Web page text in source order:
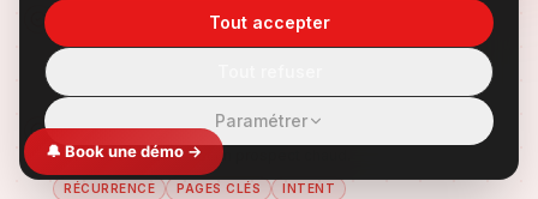
Pages stratégiques visitées
Tarifs, démo, cas clients : chaque visite qualifiée.
Retours & sessions répétées
3 visites en 48h : c'est un prospect chaud.
RÉCURRENCE PAGES CLÉS INTENT
Tout accepter
Paramétrer
🔔 Book une démo →